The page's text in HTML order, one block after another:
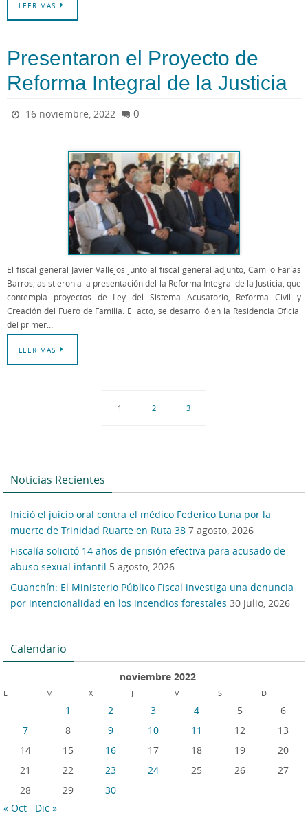
LEER MAS
Presentaron el Proyecto de
Reforma Integral de la Justicia
16 noviembre, 2022 0
El fiscal general Javier Vallejos junto al fiscal general adjunto, Camilo Farías
Barros; asistieron a la presentación del la Reforma Integral de la Justicia, que
contempla proyectos de Ley del Sistema Acusatorio, Reforma Civil y
Creación del Fuero de Familia. El acto, se desarrolló en la Residencia Oficial
del primer…
LEER MAS
1 2 3
Noticias Recientes
Inició el juicio oral contra el médico Federico Luna por la
muerte de Trinidad Ruarte en Ruta 38 7 agosto, 2026
Fiscalía solicitó 14 años de prisión efectiva para acusado de
abuso sexual infantil 5 agosto, 2026
Guanchín: El Ministerio Público Fiscal investiga una denuncia
por intencionalidad en los incendios forestales 30 julio, 2026
Calendario
noviembre 2022
L M X J V S D
1 2 3 4 5
6
7
8 9 10 11 12
13
14
15 16 17 18 19
20
21
22 23 24 25 26
27
28
29
30
« Oct
Dic »